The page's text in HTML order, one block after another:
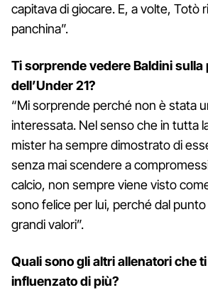
capitava di giocare. E, a volte, Totò
panchina”.
Ti sorprende vedere Baldini sulla
dell’Under 21?
“Mi sorprende perché non è stata
interessata. Nel senso che in tutta
mister ha sempre dimostrato di
senza mai scendere a
calcio, non sempre viene visto
sono felice per lui, perché dal
grandi valori”.
Quali sono gli altri allenatori che
influenzato di più?